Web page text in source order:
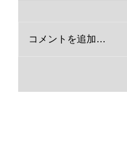
コメントを追加…